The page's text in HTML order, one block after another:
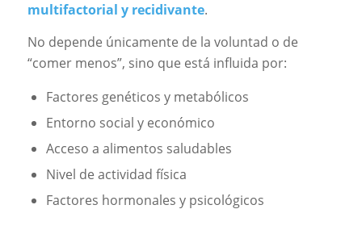
multifactorial y recidivante.
No depende únicamente de la voluntad o de
“comer menos”, sino que está influida por:
Factores genéticos y metabólicos
Entorno social y económico
Acceso a alimentos saludables
Nivel de actividad física
Factores hormonales y psicológicos